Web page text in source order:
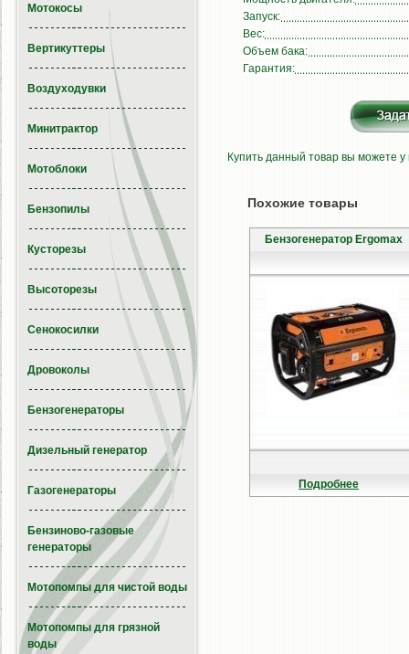
Запуск:
Вес:
Объем бака:
Гарантия:
Купить данный товар вы можете
Похожие товары
Бензогенератор Ergomax
Подробнее
Мотокосы
Вертикуттеры
Воздуходувки
Минитрактор
Мотоблоки
Бензопилы
Кусторезы
Высоторезы
Сенокосилки
Дровоколы
Бензогенераторы
Дизельный генератор
Газогенераторы
Бензиново-газовые
генераторы
Мотопомпы для чистой воды
Мотопомпы для грязной
воды